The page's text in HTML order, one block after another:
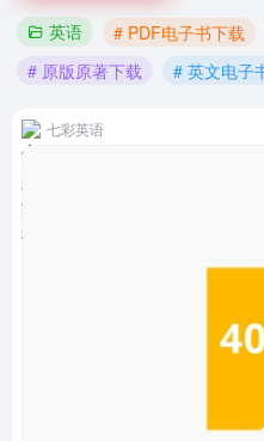
英语 # PDF电子书下载
# 原版原著下载
# 英文电子
七彩英语